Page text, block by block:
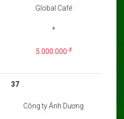
Global Café
*
5.000.000 đ
37
Công ty Ánh Dương